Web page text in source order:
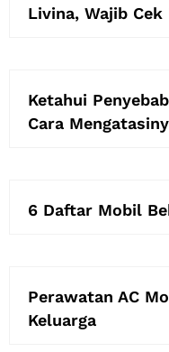
Livina, Wajib
Ketahui
Cara
6 Daftar Mobil
Perawatan AC
Keluarga